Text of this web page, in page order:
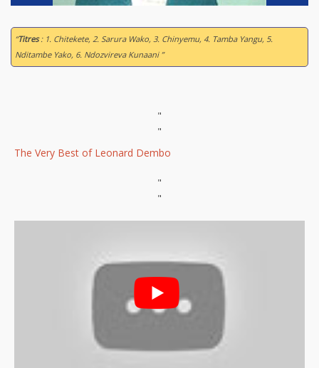
“Titres: 1. Chitekete, 2. Sarura Wako, 3. Chinyemu, 4. Tamba Yangu, 5.
Nditambe Yako, 6. Ndozvireva Kunaani ”
"
"
The Very Best of Leonard Dembo
"
"